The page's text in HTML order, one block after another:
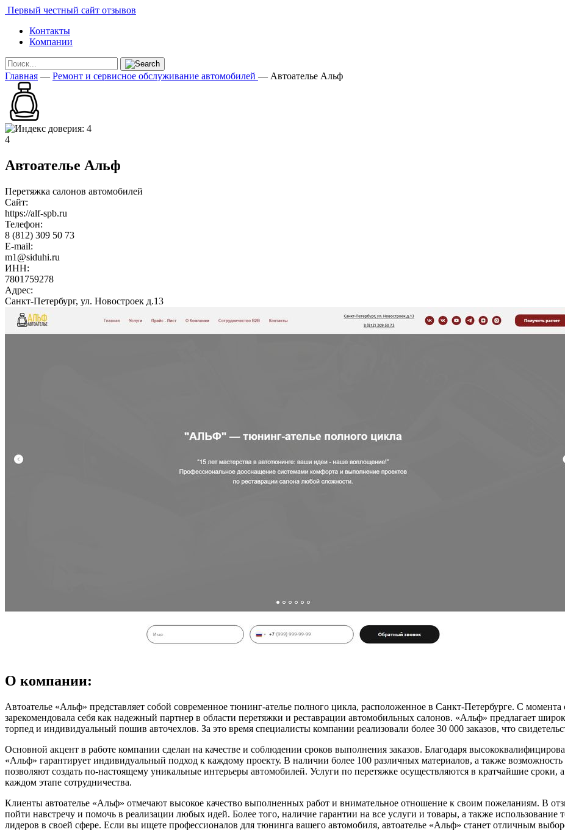
Первый честный сайт отзывов
Контакты
Компании
Главная — Ремонт и сервисное обслуживание автомобилей — Автоателье Альф
4
Автоателье Альф
Перетяжка салонов автомобилей
Сайт:
https://alf-spb.ru
Телефон:
8 (812) 309 50 73
E-mail:
m1@siduhi.ru
ИНН:
7801759278
Адрес:
Санкт-Петербург, ул. Новостроек д.13
О компании:
Автоателье «Альф» представляет собой современное тюнинг-ателье полного цикла, расположенное в Санкт-Петербурге. С момента
зарекомендовала себя как надежный партнер в области перетяжки и реставрации автомобильных салонов. «Альф» предлагает
торпед и индивидуальный пошив авточехлов. За это время специалисты компании реализовали более 30 000 заказов, что
Основной акцент в работе компании сделан на качестве и соблюдении сроков выполнения заказов. Благодаря
«Альф» гарантирует индивидуальный подход к каждому проекту. В наличии более 100 различных материалов, а также возможность
позволяют создать по-настоящему уникальные интерьеры автомобилей. Услуги по перетяжке осуществляются в кратчайшие сроки,
каждом этапе сотрудничества.
Клиенты автоателье «Альф» отмечают высокое качество выполненных работ и внимательное отношение к своим пожеланиям. В
пойти навстречу и помочь в реализации любых идей. Более того, наличие гарантии на все услуги и товары, а также использование
лидеров в своей сфере. Если вы ищете профессионалов для тюнинга вашего автомобиля, автоателье «Альф» станет отличным